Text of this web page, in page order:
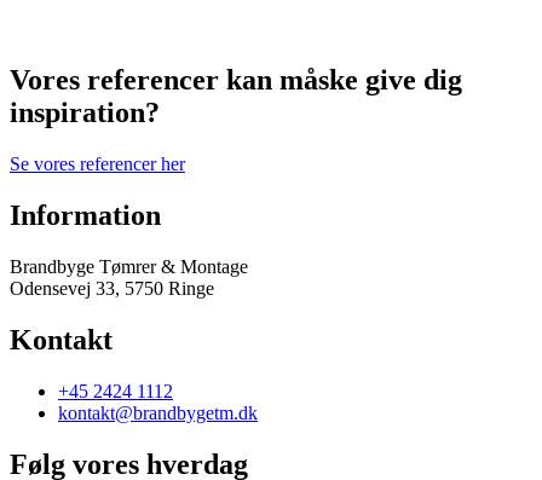
Vores referencer kan måske give dig
inspiration?
Se vores referencer her
Information
Brandbyge Tømrer & Montage
Odensevej 33, 5750 Ringe
Kontakt
+45 2424 1112
kontakt@brandbygetm.dk
Følg vores hverdag